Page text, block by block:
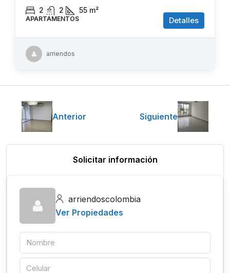
2 2 55 m²
APARTAMENTOS Detalles
arriendos
Anterior Siguiente
Solicitar información
arriendoscolombia
Ver Propiedades